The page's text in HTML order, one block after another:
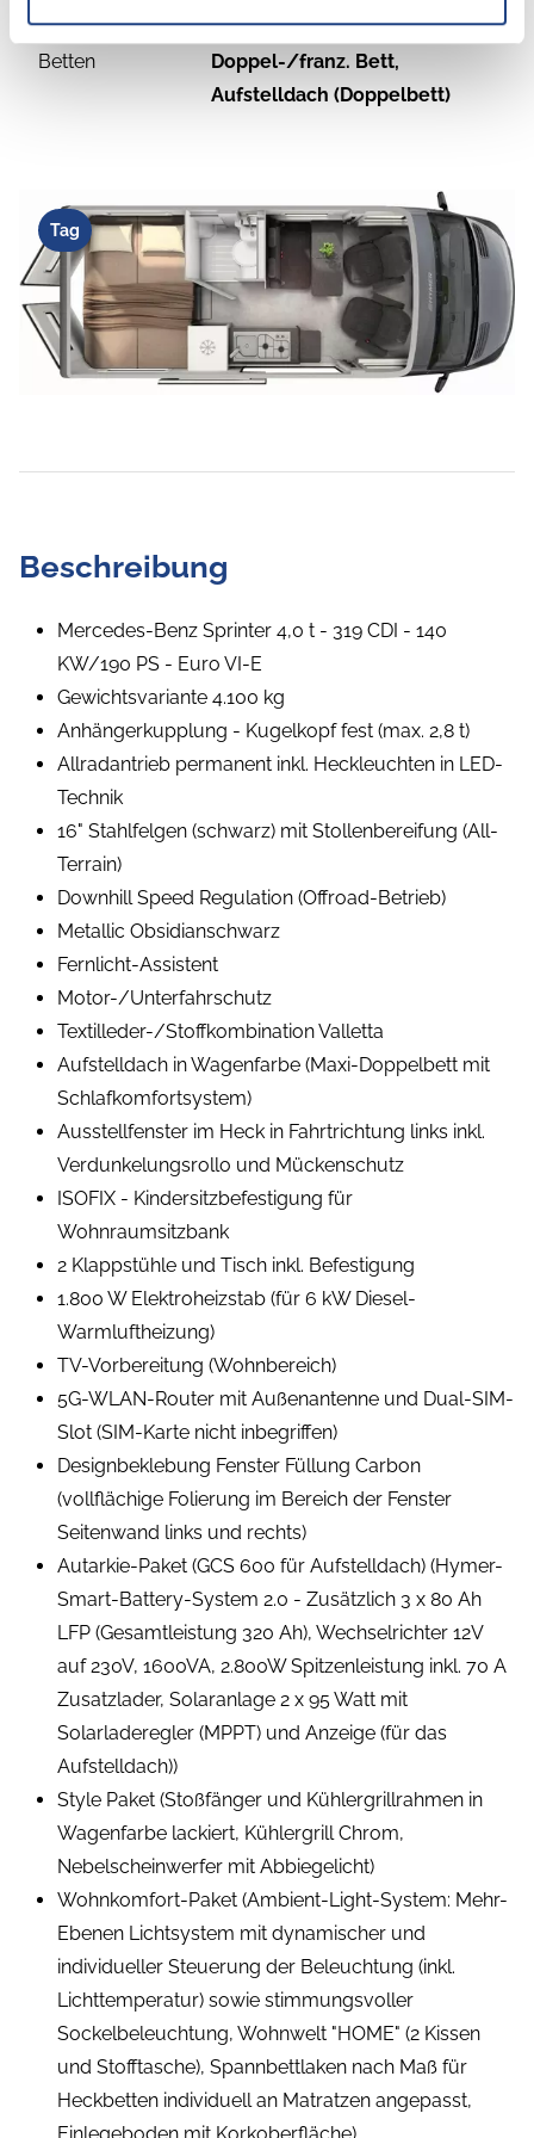
Betten
Doppel-/franz. Bett,
Aufstelldach (Doppelbett)
Tag
Beschreibung
Mercedes-Benz Sprinter 4,0 t - 319 CDI - 140
KW/190 PS - Euro VI-E
Gewichtsvariante 4.100 kg
Anhängerkupplung - Kugelkopf fest (max. 2,8 t)
Allradantrieb permanent inkl. Heckleuchten in LED-
Technik
16" Stahlfelgen (schwarz) mit Stollenbereifung (All-
Terrain)
Downhill Speed Regulation (Offroad-Betrieb)
Metallic Obsidianschwarz
Fernlicht-Assistent
Motor-/Unterfahrschutz
Textilleder-/Stoffkombination Valletta
Aufstelldach in Wagenfarbe (Maxi-Doppelbett mit
Schlafkomfortsystem)
Ausstellfenster im Heck in Fahrtrichtung links inkl.
Verdunkelungsrollo und Mückenschutz
ISOFIX - Kindersitzbefestigung für
Wohnraumsitzbank
2 Klappstühle und Tisch inkl. Befestigung
1.800 W Elektroheizstab (für 6 kW Diesel-
Warmluftheizung)
TV-Vorbereitung (Wohnbereich)
5G-WLAN-Router mit Außenantenne und Dual-SIM-
Slot (SIM-Karte nicht inbegriffen)
Designbeklebung Fenster Füllung Carbon
(vollflächige Folierung im Bereich der Fenster
Seitenwand links und rechts)
Autarkie-Paket (GCS 600 für Aufstelldach) (Hymer-
Smart-Battery-System 2.0 - Zusätzlich 3 x 80 Ah
LFP (Gesamtleistung 320 Ah), Wechselrichter 12V
auf 230V, 1600VA, 2.800W Spitzenleistung inkl. 70 A
Zusatzlader, Solaranlage 2 x 95 Watt mit
Solarladeregler (MPPT) und Anzeige (für das
Aufstelldach))
Style Paket (Stoßfänger und Kühlergrillrahmen in
Wagenfarbe lackiert, Kühlergrill Chrom,
Nebelscheinwerfer mit Abbiegelicht)
Wohnkomfort-Paket (Ambient-Light-System: Mehr-
Ebenen Lichtsystem mit dynamischer und
individueller Steuerung der Beleuchtung (inkl.
Lichttemperatur) sowie stimmungsvoller
Sockelbeleuchtung, Wohnwelt "HOME" (2 Kissen
und Stofftasche), Spannbettlaken nach Maß für
Heckbetten individuell an Matratzen angepasst,